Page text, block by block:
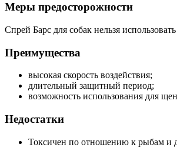
Меры предосторожности
Спрей Барс для собак нельзя
Преимущества
высокая скорость воздействия;
длительный защитный период;
возможность использования для
Недостатки
Токсичен по отношению к рыбам и